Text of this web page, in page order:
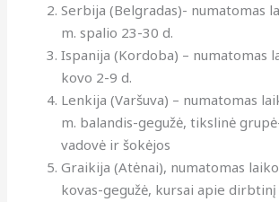
Serbija (Belgradas)- numatomas
m. spalio 23-30 d.
Ispanija (Kordoba) – numatomas
kovo 2-9 d.
Lenkija (Varšuva) – numatomas
m. balandis-gegužė, tikslinė
vadovė ir šokėjos
Graikija (Atėnai), numatomas
kovas-gegužė, kursai apie